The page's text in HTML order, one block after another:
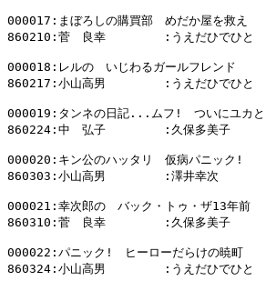
000017:まぼろしの購買部　めだか屋を救え
860210:菅　良幸        :うえだひでひ
000018:レルの　いじわるガールフレンド
860217:小山高男        :うえだひでひと  :
000019:タンネの日記...ムフ!　ついにユカと
860224:中　弘子        :久保多美子
000020:キン公のハッタリ　仮病パニック!
860303:小山高男        :澤井幸次
000021:幸次郎の　バック・トゥ・ザ13年前
860310:菅　良幸        :久保多美子
000022:パニック!　ヒーローだらけの暁町
860324:小山高男        :うえだひでひ